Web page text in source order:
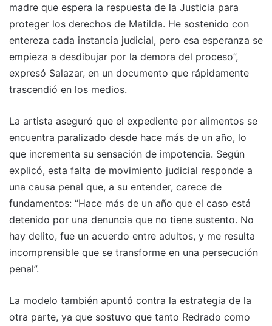
madre que espera la respuesta de la Justicia para
proteger los derechos de Matilda. He sostenido con
entereza cada instancia judicial, pero esa esperanza se
empieza a desdibujar por la demora del proceso”,
expresó Salazar, en un documento que rápidamente
trascendió en los medios.
La artista aseguró que el expediente por alimentos se
encuentra paralizado desde hace más de un año, lo
que incrementa su sensación de impotencia. Según
explicó, esta falta de movimiento judicial responde a
una causa penal que, a su entender, carece de
fundamentos: “Hace más de un año que el caso está
detenido por una denuncia que no tiene sustento. No
hay delito, fue un acuerdo entre adultos, y me resulta
incomprensible que se transforme en una persecución
penal”.
La modelo también apuntó contra la estrategia de la
otra parte, ya que sostuvo que tanto Redrado como